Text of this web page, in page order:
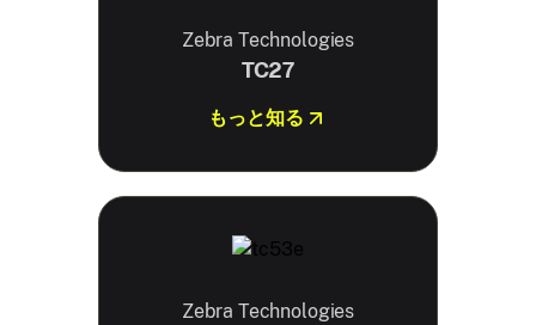
Zebra Technologies
TC27
もっと知る
Zebra Technologies